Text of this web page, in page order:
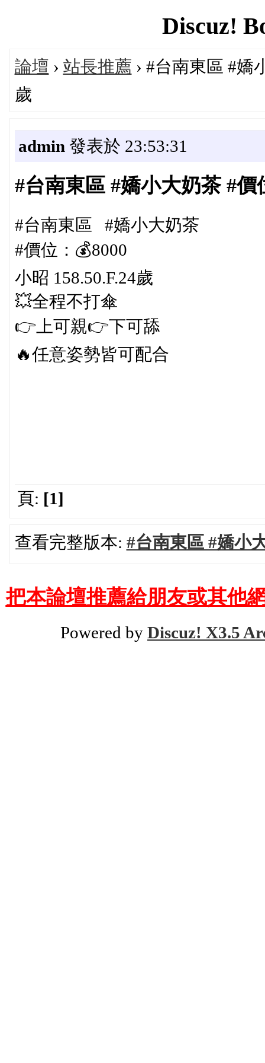
Discuz!
論壇 › 站長推薦 › #台南東區 #嬌
歲
admin 發表於 23:53:31
#台南東區 #嬌小大奶茶 #價
#台南東區 #嬌小大奶茶
#價位：💰8000
小昭 158.50.F.24歲
💥全程不打傘
👉上可親👉下可舔
🔥任意姿勢皆可配合
頁: [1]
查看完整版本: #台南東區 #嬌小
把本論壇推薦給朋友或其他
Powered by Discuz! X3.5